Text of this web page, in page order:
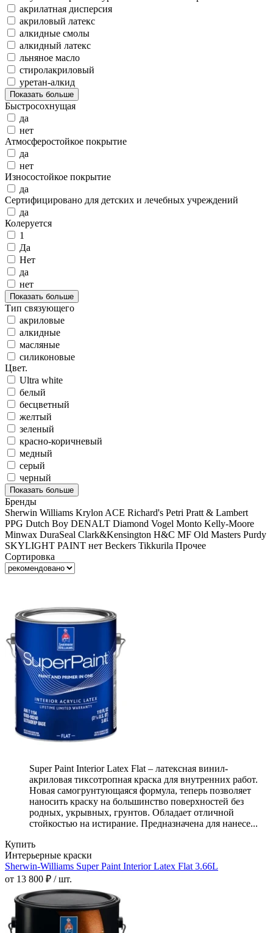
акрилатная дисперсия
акриловый латекс
алкидные смолы
алкидный латекс
льняное масло
стиролакриловый
уретан-алкид
Показать больше
Быстросохнущая
да
нет
Атмосферостойкое покрытие
да
нет
Износостойкое покрытие
да
Сертифицировано для детских и лечебных учреждений
да
Колеруется
1
Да
Нет
да
нет
Показать больше
Тип связующего
акриловые
алкидные
масляные
силиконовые
Цвет.
Ultra white
белый
бесцветный
желтый
зеленый
красно-коричневый
медный
серый
черный
Показать больше
Бренды
Sherwin Williams Krylon ACE Richard's Petri Pratt & Lambert
PPG Dutch Boy DENALT Diamond Vogel Monto Kelly-Moore
Minwax DuraSeal Clark&Kensington H&C MF Old Masters Purdy
SKYLIGHT PAINT нет Beckers Tikkurila Прочее
Сортировка
Super Paint Interior Latex Flat – латексная винил-
акриловая тиксотропная краска для внутренних работ.
Новая самогрунтующаяся формула, теперь позволяет
наносить краску на большинство поверхностей без
родных, укрывных, грунтов. Обладает отличной
стойкостью на истирание. Предназначена для нанесе...
Купить
Интерьерные краски
Sherwin-Williams Super Paint Interior Latex Flat 3.66L
от 13 800 ₽ / шт.